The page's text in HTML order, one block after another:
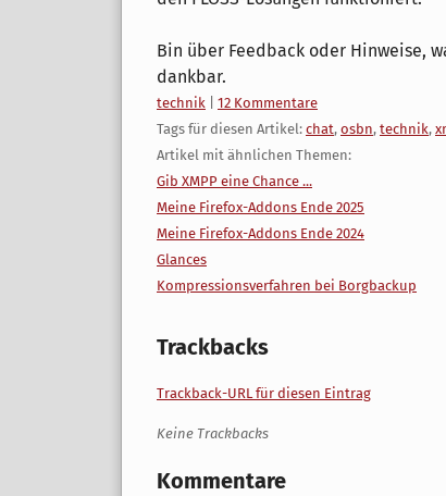
Bin über Feedback oder Hinweise,
dankbar.
Kategorien:
technik
12 Kommentare
Tags für diesen Artikel: chat, osbn, technik,
Artikel mit ähnlichen Themen:
Gib XMPP eine Chance ...
Meine Firefox-Addons Ende 2025
Meine Firefox-Addons Ende 2024
Glances
Kompressionsverfahren bei Borgbackup
Trackbacks
Trackback-URL für diesen Eintrag
Keine Trackbacks
Kommentare